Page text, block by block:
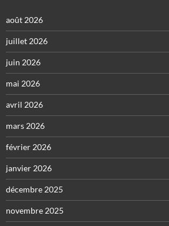
août 2026
juillet 2026
juin 2026
mai 2026
avril 2026
mars 2026
février 2026
janvier 2026
décembre 2025
novembre 2025